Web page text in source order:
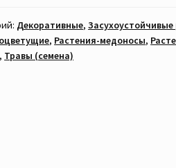
Декоративные,Засухоустойчивые
, Растения-медоносы,
, Травы (семена)